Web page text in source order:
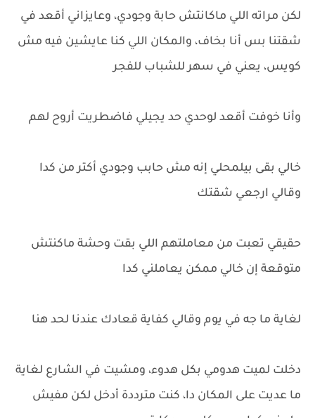
لكن مراته اللي ماكانتش حابة وجودي، وعايزاني أقعد في
شقتنا بس أنا بخاف، والمكان اللي كنا عايشين فيه مش
كويس، يعني في سهر للشباب للفجر
وأنا خوفت أقعد لوحدي حد يجيلي فاضطريت أروح لهم
خالي بقى بيلمحلي إنه مش حابب وجودي أكتر من كدا
وقالي ارجعي شقتك
حقيقي تعبت من معاملتهم اللي بقت وحشة ماكنتش
متوقعة إن خالي ممكن يعاملني كدا
لغاية ما جه في يوم وقالي كفاية قعادك عندنا لحد هنا
دخلت لميت هدومي بكل هدوء، ومشيت في الشارع لغاية
ما عديت على المكان دا، كنت مترددة أدخل لكن مفيش